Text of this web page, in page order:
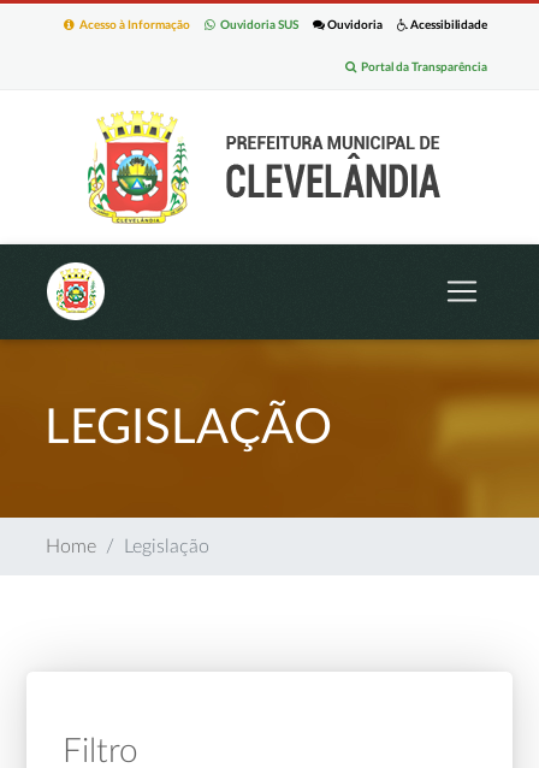
Acessibilidade
Ouvidoria
Ouvidoria SUS
Acesso à Informação
Portal da Transparência
LEGISLAÇÃO
Home Legislação
Filtro